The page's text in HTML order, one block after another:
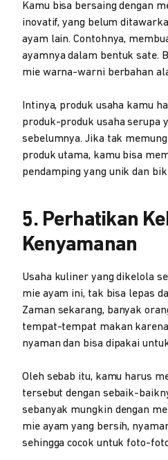
Kamu bisa bersaing dengan
inovatif, yang belum
ayam lain. Contohnya,
ayamnya dalam bentuk sate.
mie warna-warni berbahan
Intinya, produk usaha kamu
produk-produk usaha serupa
sebelumnya. Jika tak
produk utama, kamu bisa
pendamping yang unik dan
5. Perhatikan
Kenyamanan
Usaha kuliner yang dikelola
mie ayam ini, tak bisa lepas
Zaman sekarang, banyak
tempat-tempat makan
nyaman dan bisa dipakai
Oleh sebab itu, kamu harus
tersebut dengan sebaik-
sebanyak mungkin dengan
mie ayam yang bersih,
sehingga cocok untuk foto-